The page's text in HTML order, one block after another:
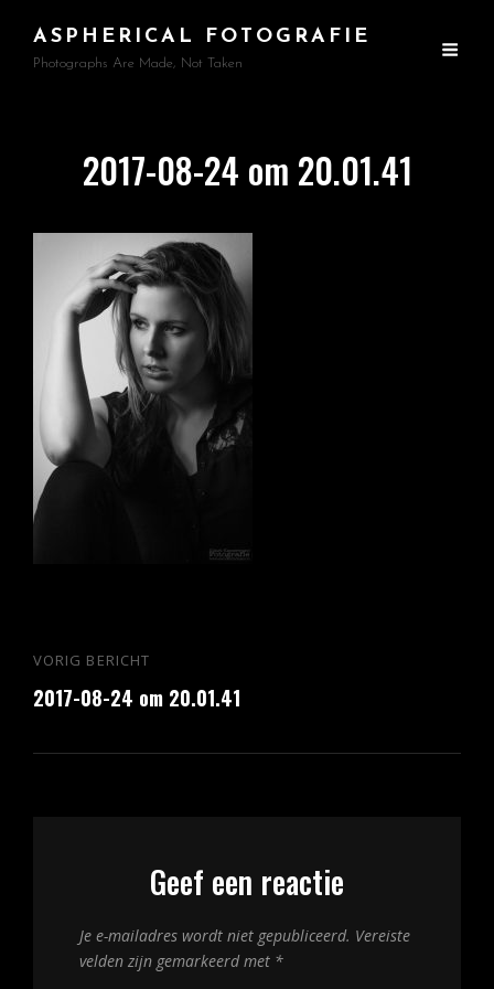
ASPHERICAL FOTOGRAFIE
Photographs Are Made, Not Taken
2017-08-24 om 20.01.41
Bericht
navigatie
Vorig
bericht
VORIG BERICHT
2017-08-24 om 20.01.41
Geef een reactie
Je e-mailadres wordt niet gepubliceerd. Vereiste
velden zijn gemarkeerd met *